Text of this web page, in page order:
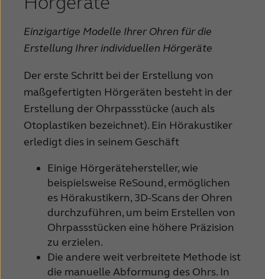
Einzigartige Modelle Ihrer Ohren für die
Erstellung Ihrer individuellen Hörgeräte
Der erste Schritt bei der Erstellung von
maßgefertigten Hörgeräten besteht in der
Erstellung der Ohrpassstücke (auch als
Otoplastiken bezeichnet). Ein Hörakustiker
erledigt dies in seinem Geschäft
Einige Hörgerätehersteller, wie
beispielsweise ReSound, ermöglichen
es Hörakustikern, 3D-Scans der Ohren
durchzuführen, um beim Erstellen von
Ohrpassstücken eine höhere Präzision
zu erzielen.
Die andere weit verbreitete Methode ist
die manuelle Abformung des Ohrs. In